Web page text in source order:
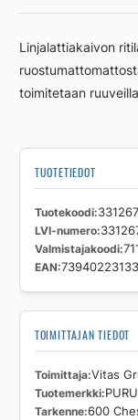
mattamusta
Linjalattiakaivon
toimitetaan
TUOTETIEDOT
Tuotekoodi
LVI-numero
Valmistajakoodi
EAN
TOIMITTAJAN TIEDOT
Toimittaja Vitas
Tuotemerkki
Tarkenne 600